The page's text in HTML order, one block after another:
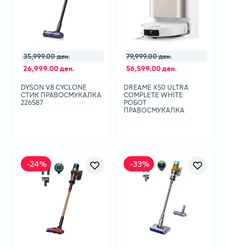
35,999.00 ден.
26,999.00 ден.
DYSON V8 CYCLONE
СТИК ПРАВОСМУКАЛКА
226587
79,999.00 ден.
56,599.00 ден.
DREAME X50 ULTRA
COMPLETE WHITE
РОБОТ
ПРАВОСМУКАЛКА
-24% -33%